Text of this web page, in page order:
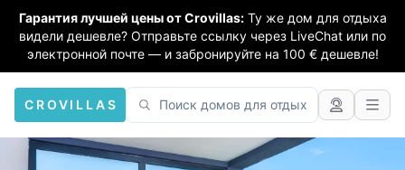
Гарантия лучшей цены от Crovillas: Ту же дом для отдыха
видели дешевле? Отправьте ссылку через LiveChat или по
электронной почте — и забронируйте на 100 € дешевле!
CROVILLAS